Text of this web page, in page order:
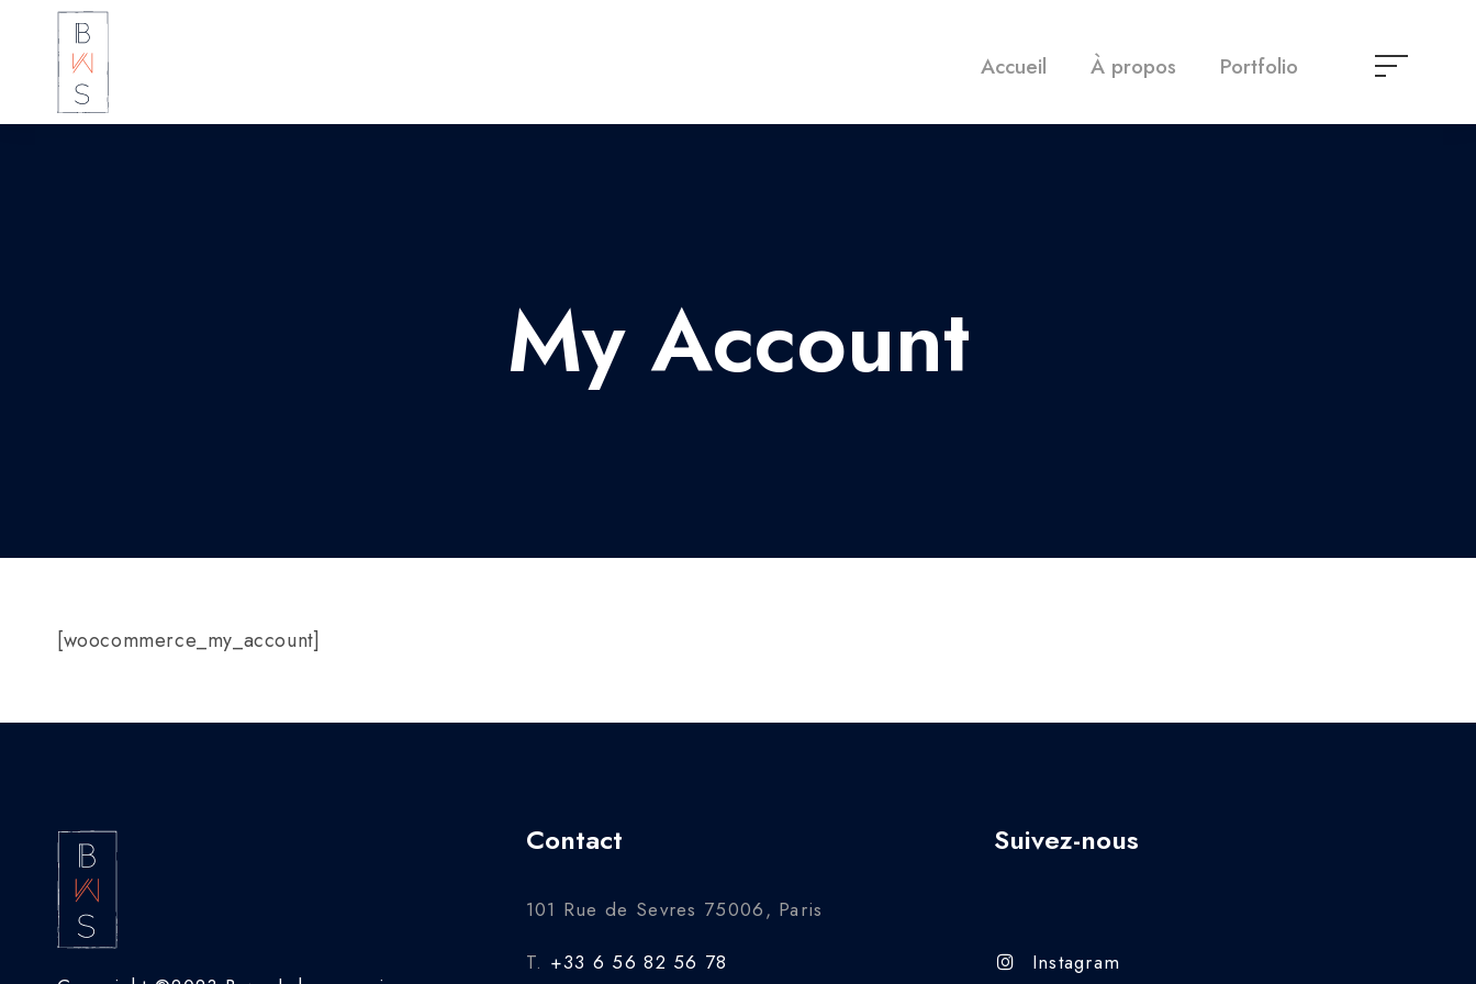
Accueil À propos Portfolio
My Account
[woocommerce_my_account]
Contact
101 Rue de Sevres 75006, Paris
T. +33 6 56 82 56 78
Suivez-nous
Instagram